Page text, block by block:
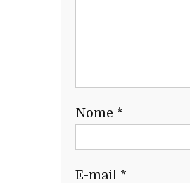
Nome *
E-mail *